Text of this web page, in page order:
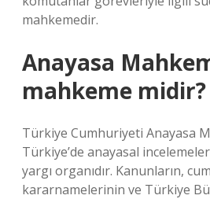
mahkemedir.
Anayasa
mahkeme midir?
Türkiye Cumhuriyeti Anayasa
Türkiye’de anayasal
yargı organıdır. Kanunların,
kararnamelerinin ve Türkiye